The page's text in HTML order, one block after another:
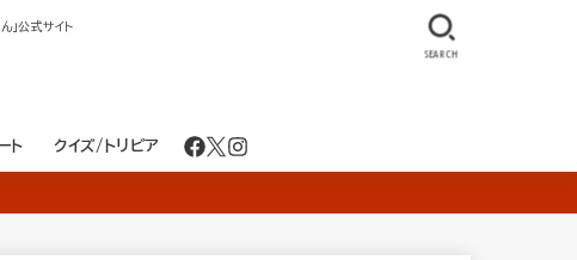
」公式サイト
ト クイズ/トリビア
SEARCH